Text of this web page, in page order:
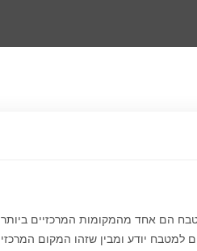
הם אחד מהמקומות המרכזיים
למטבח יודע ומבין שזהו המקום